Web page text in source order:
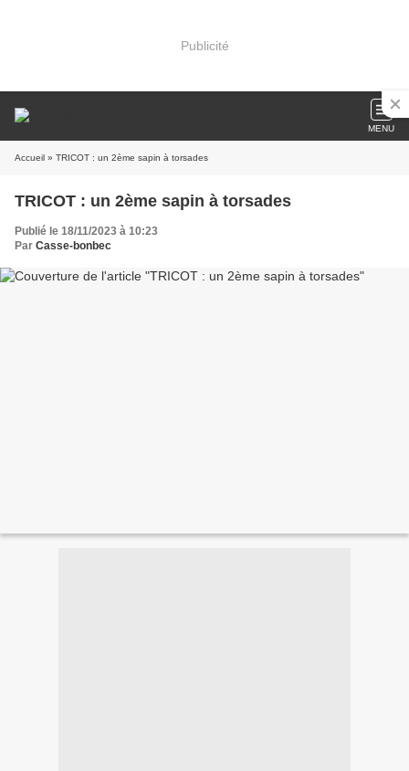
Publicité
MENU
Accueil » TRICOT : un 2ème sapin à torsades
TRICOT : un 2ème sapin à torsades
Publié le 18/11/2023 à 10:23
Par Casse-bonbec